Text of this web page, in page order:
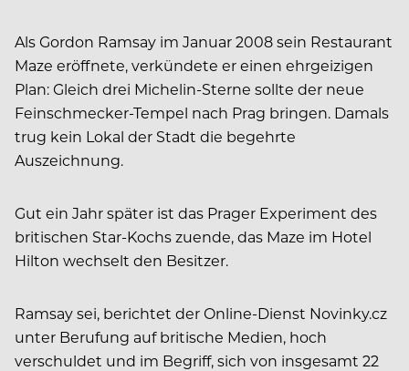
Als Gordon Ramsay im Januar 2008 sein Restaurant
Maze eröffnete, verkündete er einen ehrgeizigen
Plan: Gleich drei Michelin-Sterne sollte der neue
Feinschmecker-Tempel nach Prag bringen. Damals
trug kein Lokal der Stadt die begehrte
Auszeichnung.
Gut ein Jahr später ist das Prager Experiment des
britischen Star-Kochs zuende, das Maze im Hotel
Hilton wechselt den Besitzer.
Ramsay sei, berichtet der Online-Dienst Novinky.cz
unter Berufung auf britische Medien, hoch
verschuldet und im Begriff, sich von insgesamt 22